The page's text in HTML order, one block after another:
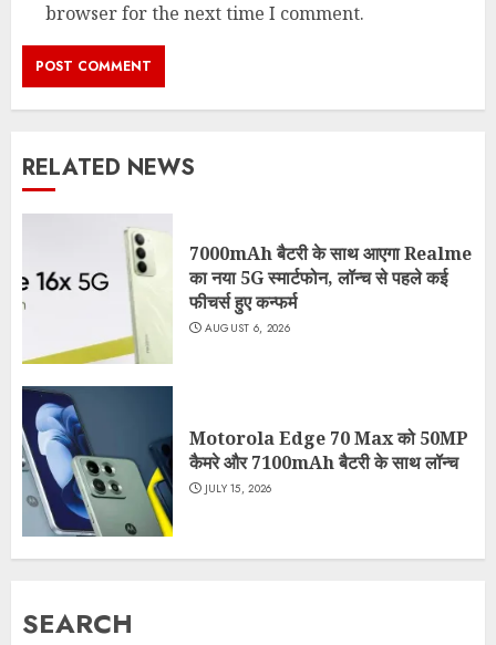
browser for the next time I comment.
RELATED NEWS
7000mAh बैटरी के साथ आएगा Realme
का नया 5G स्मार्टफोन, लॉन्च से पहले कई
फीचर्स हुए कन्फर्म
AUGUST 6, 2026
Motorola Edge 70 Max को 50MP
कैमरे और 7100mAh बैटरी के साथ लॉन्च
JULY 15, 2026
SEARCH